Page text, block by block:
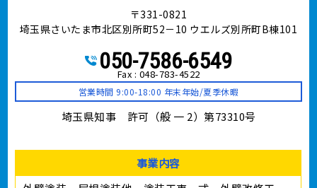
〒331-0821
埼玉県さいたま市北区別所町52－10 ウエルズ別所町B棟101
050-7586-6549
Fax : 048-783-4522
営業時間 9:00-18:00 年末年始/夏季休暇
埼玉県知事 許可（般 一 2）第73310号
事業内容